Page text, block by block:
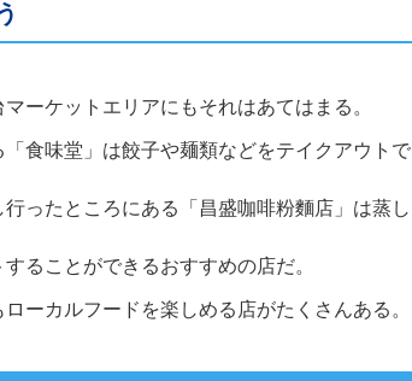
ーケットエリアにもそれはあてはまる。
食味堂」は餃子や麺類などをテイクアウトで
ったところにある「昌盛咖啡粉麵店」は蒸し
ることができるおすすめの店だ。
ーカルフードを楽しめる店がたくさんある。